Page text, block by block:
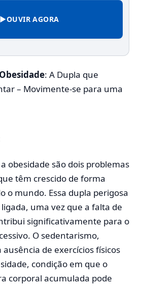
▶OUVIR AGORA
: A Dupla que
– Movimente-se para uma
obesidade são dois problemas
têm crescido de forma
o mundo. Essa dupla perigosa
uma vez que a falta de
significativamente para o
O sedentarismo,
de exercícios físicos
condição em que o
corporal acumulada pode